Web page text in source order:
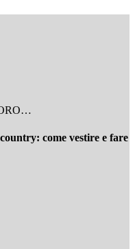
come vestire e fare